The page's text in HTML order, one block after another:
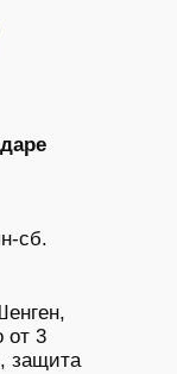
сб.
от 3
защита